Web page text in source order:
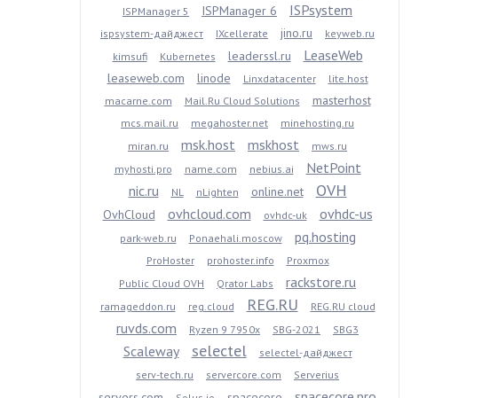
ISPManager 5 ISPManager 6 ISPsystem
ispsystem-дайджест IXcellerate jino.ru
keyweb.ru
kimsufi
Kubernetes leaderssl.ru LeaseWeb
leaseweb.com linode Linxdatacenter
lite.host
macarne.com
Mail.Ru Cloud Solutions masterhost
mcs.mail.ru megahoster.net
minehosting.ru
miran.ru
msk.host mskhost
mws.ru
myhosti.pro
name.com nebius.ai
NetPoint
nic.ru
NL nLighten online.net OVH
OvhCloud ovhcloud.com ovhdc-uk ovhdc-us
park-web.ru Ponaehali.moscow pq.hosting
ProHoster prohoster.info
Proxmox
Public Cloud OVH
Qrator Labs rackstore.ru
ramageddon.ru reg.cloud REG.RU REG.RU cloud
ruvds.com Ryzen 9 7950x SBG-2021 SBG3
Scaleway selectel
selectel-дайджест
serv-tech.ru
servercore.com Serverius